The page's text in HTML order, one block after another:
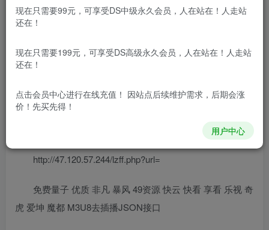
http://47.120.57.244/lzff.php?url=
免费量子 优质 非凡 暴风 49资源 快云 快看 享看 乐视 奇
虎 爱坤 魔都 M3U8去插播JSON接口
现在只需要99元，可享受DS中级永久会员，人在站在！人走站
还在！
现在只需要199元，可享受DS高级永久会员，人在站在！人走站
还在！
点击会员中心进行在线充值！ 因站点后续维护需求，后期会涨
价！先买先得！
用户中心